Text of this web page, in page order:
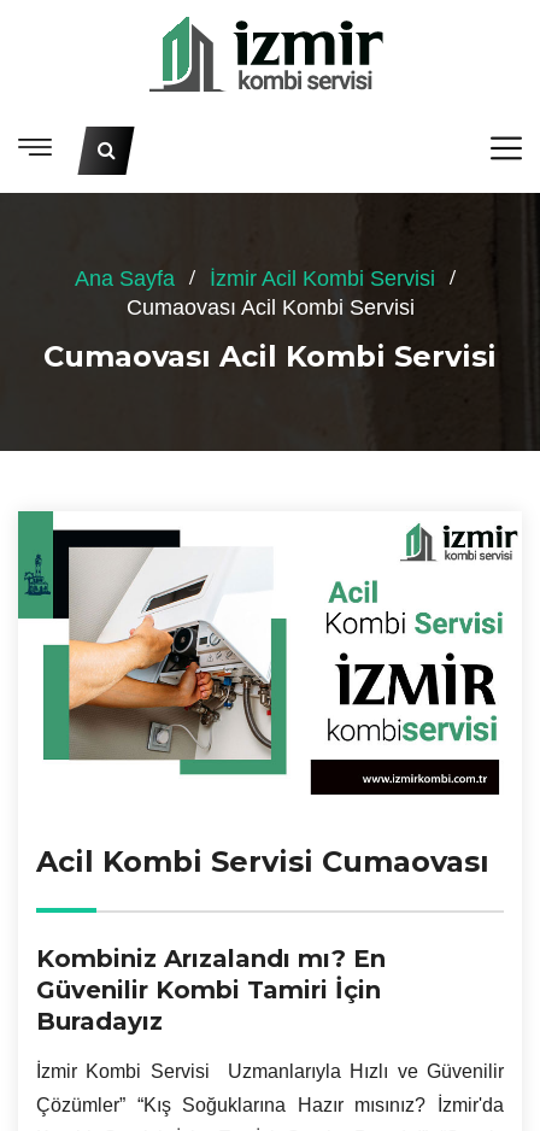
Ana Sayfa
İzmir Acil Kombi Servisi
Cumaovası Acil Kombi Servisi
Cumaovası Acil Kombi Servisi
Acil Kombi Servisi Cumaovası
Kombiniz Arızalandı mı? En
Güvenilir Kombi Tamiri İçin
Buradayız
İzmir Kombi Servisi Uzmanlarıyla Hızlı ve Güvenilir
Çözümler” “Kış Soğuklarına Hazır mısınız? İzmir'da